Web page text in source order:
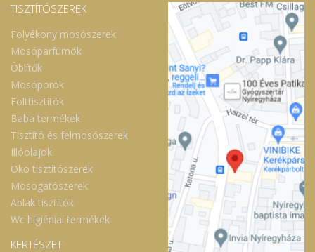
TISZTÍTÓSZEREK
Folyékony mosószerek
Mosóparfümök
Öblítők
Mosóporok
Folttisztítók
Baba termékek
Tisztító és felmosószerek
Illóolajok
Öko tisztítószerek
Mosogatószerek
Ablak tisztítók
Wc higiéniai termékek
KERTÉSZET